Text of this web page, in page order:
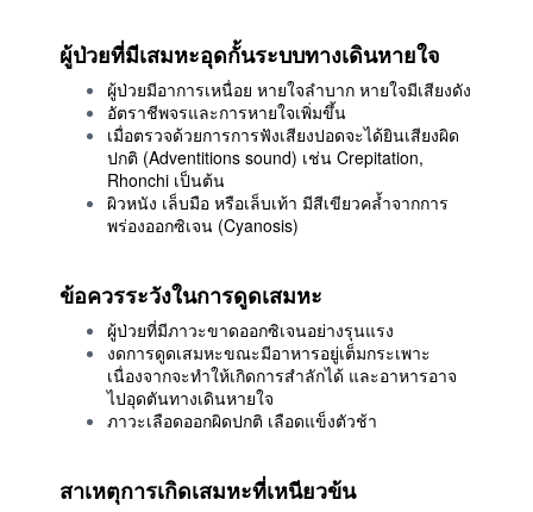
ผู้ป่วยที่มีเสมหะอุดกั้นระบบทางเดินหายใจ
ผู้ป่วยมีอาการเหนื่อย หายใจลำบาก หายใจมีเสียงดัง
อัตราชีพจรและการหายใจเพิ่มขึ้น
เมื่อตรวจด้วยการการฟังเสียงปอดจะได้ยินเสียงผิด
ปกติ (Adventitions sound) เช่น Crepitation,
Rhonchi เป็นต้น
ผิวหนัง เล็บมือ หรือเล็บเท้า มีสีเขียวคล้ำจากการ
พร่องออกซิเจน (Cyanosis)
ข้อควรระวังในการดูดเสมหะ
ผู้ป่วยที่มีภาวะขาดออกซิเจนอย่างรุนแรง
งดการดูดเสมหะขณะมีอาหารอยู่เต็มกระเพาะ
เนื่องจากจะทำให้เกิดการสำลักได้ และอาหารอาจ
ไปอุดตันทางเดินหายใจ
ภาวะเลือดออกผิดปกติ เลือดแข็งตัวช้า
สาเหตุการเกิดเสมหะที่เหนียวข้น